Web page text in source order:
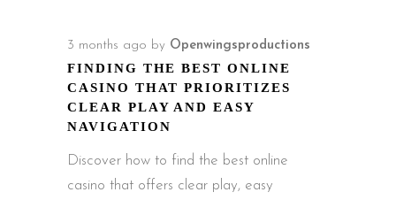
3 months ago by Openwingsproductions
FINDING THE BEST ONLINE
CASINO THAT PRIORITIZES
CLEAR PLAY AND EASY
NAVIGATION
Discover how to find the best online
casino that offers clear play, easy